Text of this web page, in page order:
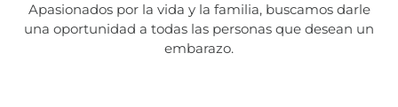
Apasionados por la vida y la familia, buscamos darle
una oportunidad a todas las personas que desean un
embarazo.